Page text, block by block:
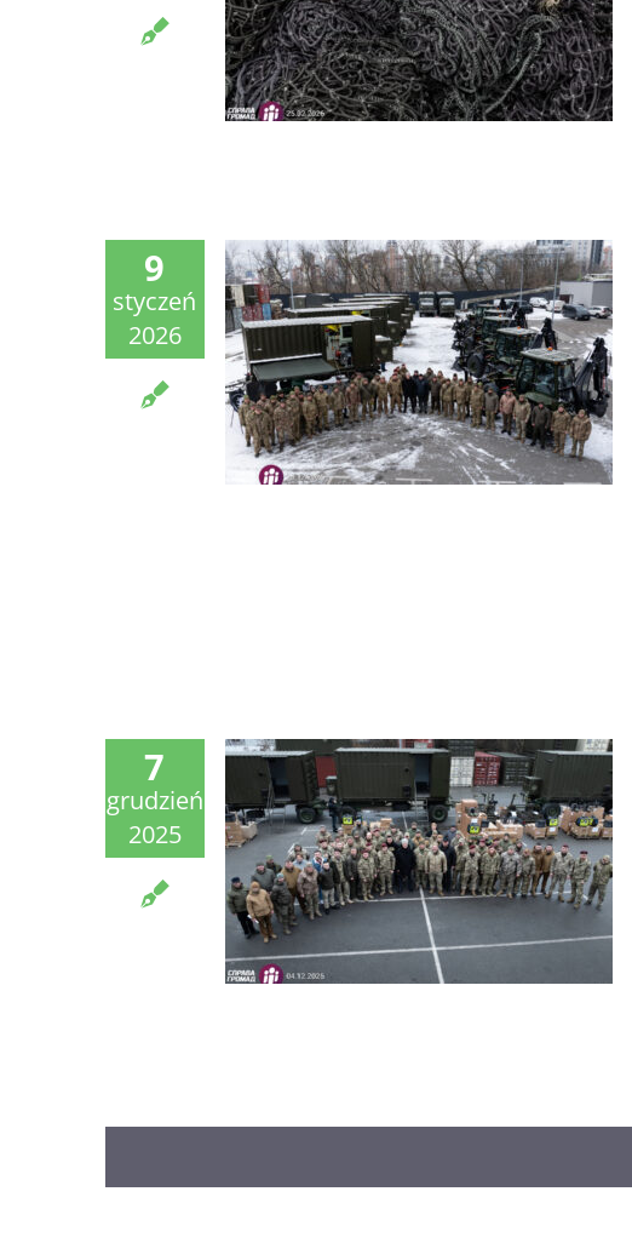
9
styczeń
2026
7
grudzień
2025